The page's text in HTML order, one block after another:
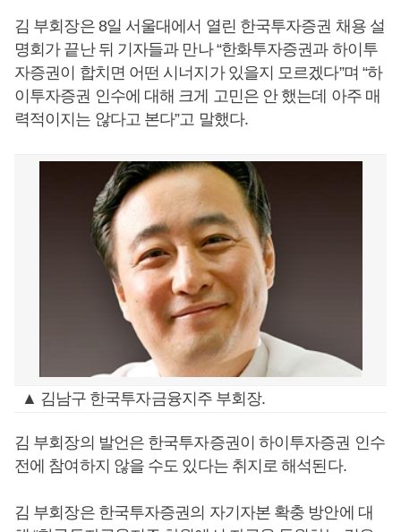
김 부회장은 8일 서울대에서 열린 한국투자증권 채용 설
명회가 끝난 뒤 기자들과 만나 “한화투자증권과 하이투
자증권이 합치면 어떤 시너지가 있을지 모르겠다”며 “하
이투자증권 인수에 대해 크게 고민은 안 했는데 아주 매
력적이지는 않다고 본다”고 말했다.
▲ 김남구 한국투자금융지주 부회장.
김 부회장의 발언은 한국투자증권이 하이투자증권 인수
전에 참여하지 않을 수도 있다는 취지로 해석된다.
김 부회장은 한국투자증권의 자기자본 확충 방안에 대